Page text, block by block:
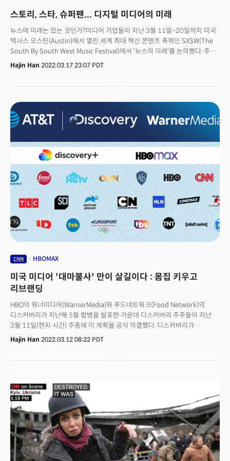
스토리, 스타, 슈퍼팬... 디지털 미디어의 미래
뉴스에 미래는 있는 것인가?미디어 기업들이 지난 3월 11일~20일까지 미국
텍사스 오스틴(Austin)에서 열린 세계 최대 혁신 콘텐츠 축제인 SXSW(The
South By South West Music Festival)에서 '뉴스의 미래'를 논의했다. 주요
기업들은 스트리밍 시대 뉴스의 미래는 '스토리-스타-슈퍼팬' 등 3S에
달렸다고 입을 모았다.
Hajin Han 2022.03.17 23:07 PDT
CNN HBOMAX
미국 미디어 '대마불사' 만이 살길이다 : 몸집 키우고
리브랜딩
HBO의 워너미디어(WarnerMedia)와 푸드네트워크(Food Network)의
디스커버리가 지난해 5월 합병을 발표한 가운데 디스커버리 주주들이 지난
3월 11일(현지 시간) 주총에 이 계획을 공식 의결했다. 디스커버리가
워너미디어를 인수하는 모델인데 계약 규모는 430억 달러(53조 1,000억
달러)인 대형 인수 합병 결의다. 디스커버리는 11일 합병과 관련한 특별
인수를 심의하는 미국 법무부(DOJ)도 특별한 이견을 보이지 않은 것으로
알려졌다. 이로써 미국의 3대 미디어 그룹이 탄생하게 됐다.
Hajin Han 2022.03.12 08:22 PDT